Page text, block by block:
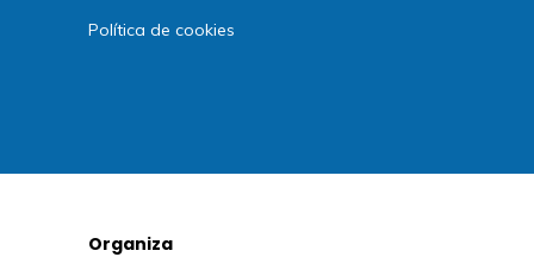
Política de cookies
Organiza